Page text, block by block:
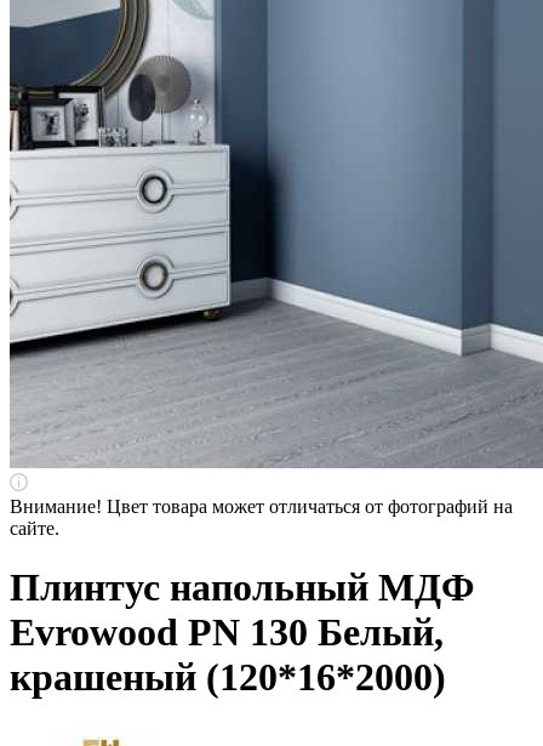
Внимание! Цвет товара может отличаться от фотографий на
сайте.
Плинтус напольный МДФ
Evrowood PN 130 Белый,
крашеный (120*16*2000)